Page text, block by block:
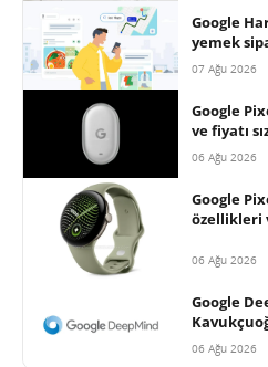
Google
yemek
07 Ağu 2026
Google
ve fiyatı
06 Ağu 2026
Google
özellikleri
06 Ağu 2026
Google
06 Ağu 2026